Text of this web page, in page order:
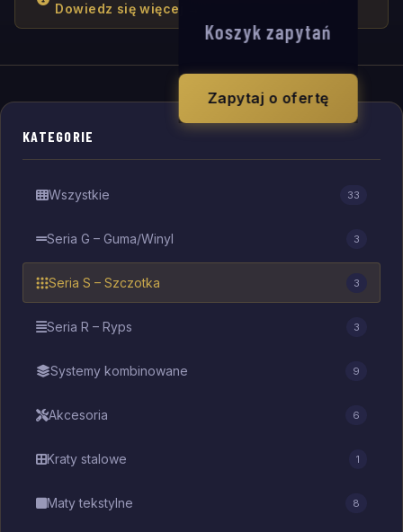
Koszyk zapytań
Zapytaj o ofertę
Dowiedz się więcej →
KATEGORIE
Wszystkie 33
Seria G – Guma/Winyl 3
Seria S – Szczotka 3
Seria R – Ryps 3
Systemy kombinowane 9
Akcesoria 6
Kraty stalowe 1
Maty tekstylne 8